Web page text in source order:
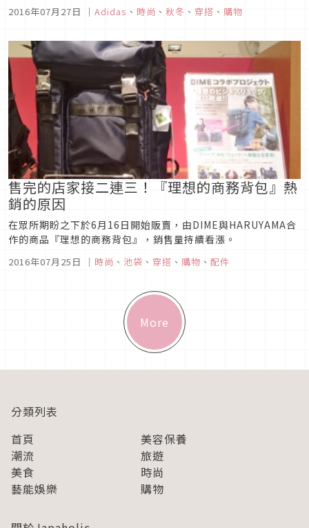
計的成衣與鞋類。於搭載了adidas獨家科技的成衣以及慢跑鞋
2016年07月27日 ｜ Adidas 、 時尚 、 秋冬 、 穿搭 、 購物
售完的店家接二連三！『理想的商務背包』熱
銷的原因
在眾所期盼之下於6月16日開始販賣，由DIME與HARUYAMA合
作的商品『理想的商務背包』，銷售量持續看漲。
2016年07月25日 ｜ 時尚 、 池袋 、 穿搭 、 購物 、 配件
More
分類列表
首頁
美容保養
潮流
旅遊
美食
時尚
藝能娛樂
購物